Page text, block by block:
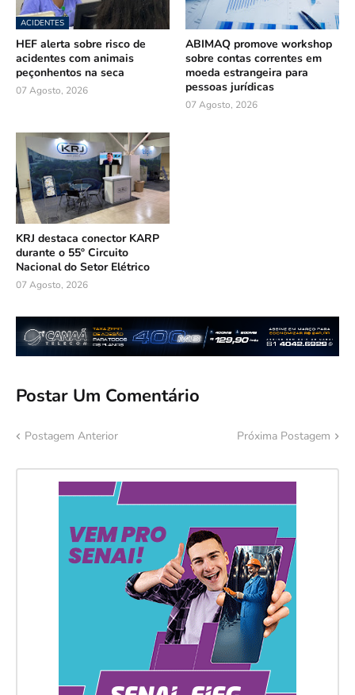
ACIDENTES
HEF alerta sobre risco de
acidentes com animais
peçonhentos na seca
07 Agosto, 2026
ABIMAQ promove workshop
sobre contas correntes em
moeda estrangeira para
pessoas jurídicas
07 Agosto, 2026
KRJ destaca conector KARP
durante o 55º Circuito
Nacional do Setor Elétrico
07 Agosto, 2026
Postar Um Comentário
Postagem Anterior Próxima Postagem